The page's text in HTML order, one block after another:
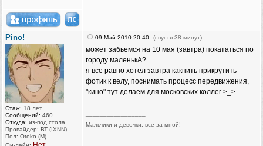
Pino!
Стаж: 18 лет
Сообщений: 460
Откуда: из-под стола
Провайдер: ВТ (IXNN)
Пол: Otoko (M)
09-Май-2010 20:40 (спустя 38 минут)
может забьемся на 10 мая (завтра) покататься по
городу маленькА?
я все равно хотел завтра какнить прикрутить
фотик к велу, поснимать процесс передвижения,
"кино" тут делаем для московских коллег >_>
Мальчики и девочки, все за мной!